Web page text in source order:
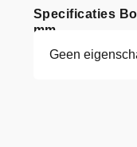
Specificaties
mm
Geen